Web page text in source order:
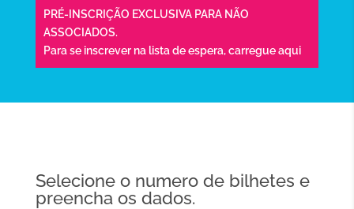
PRÉ-INSCRIÇÃO EXCLUSIVA PARA NÃO
ASSOCIADOS.
Para se inscrever na lista de espera,carregue aqui
Selecione o numero de bilhetes e
preencha os dados.